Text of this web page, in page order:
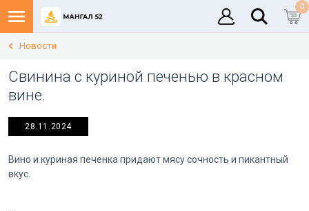
0
Новости
Свинина с куриной печенью в красном
вине.
28.11.2024
Вино и куриная печенка придают мясу сочность и пикантный
вкус.